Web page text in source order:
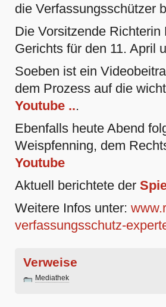
die Verfassungsschützer
Die Vorsitzende
Gerichts für den 11. April
Soeben ist ein
dem Prozess auf die
Youtube ...
Ebenfalls heute Abend
Weispfenning, dem
Youtube
Aktuell berichtete der
Weitere Infos unter:
verfassungsschutz-
Verweise
Mediathek